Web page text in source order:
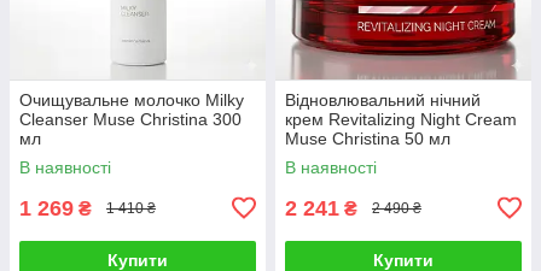
Очищувальне молочко Milky
Cleanser Muse Christina 300
мл
В наявності
1 269 ₴ 1 410 ₴
Купити
Відновлювальний нічний
крем Revitalizing Night Cream
Muse Christina 50 мл
В наявності
2 241 ₴ 2 490 ₴
Купити